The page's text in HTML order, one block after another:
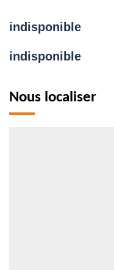
indisponible
indisponible
Nous localiser